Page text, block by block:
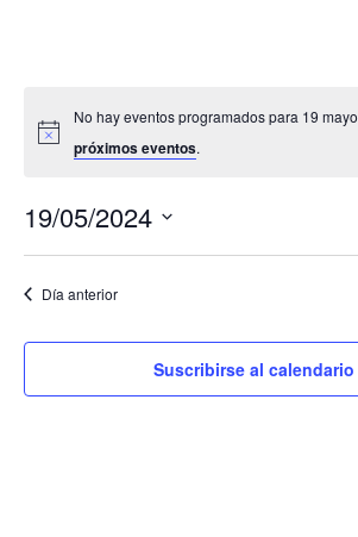
No hay eventos programados para 19
próximos eventos.
19/05/2024
Día anterior
Suscribirse al calendario